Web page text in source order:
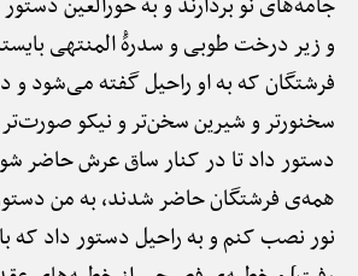
و زیر درخت طوبی و سدرهًْ المنتهی
فرشتگان که به او راحیل گفته می‌شود و
سخنورتر و شیرین سخن‌تر و نیکو صورت‌تر
دستور داد تا در کنار ساق عرش حاضر
همه‌ی فرشتگان حاضر شدند، به من
نور نصب کنم و به راحیل دستور داد که